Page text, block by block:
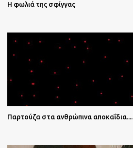
Η φωλιά της σφίγγας
Παρτούζα στα ανθρώπινα αποκαΐδια....